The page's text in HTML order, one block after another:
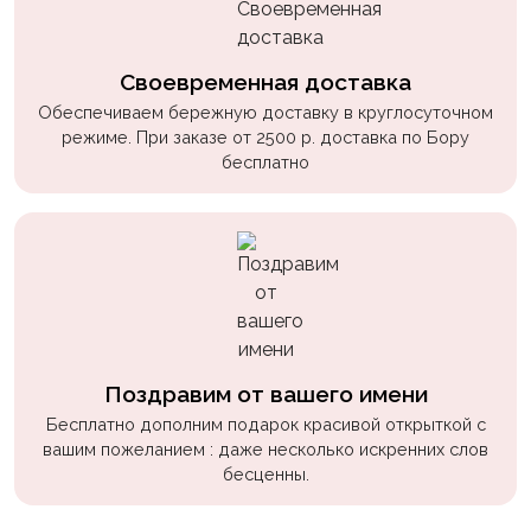
Своевременная доставка
Обеспечиваем бережную доставку в круглосуточном
режиме. При заказе от 2500 р. доставка по Бору
бесплатно
Поздравим от вашего имени
Бесплатно дополним подарок красивой открыткой с
вашим пожеланием : даже несколько искренних слов
бесценны.
Сладости